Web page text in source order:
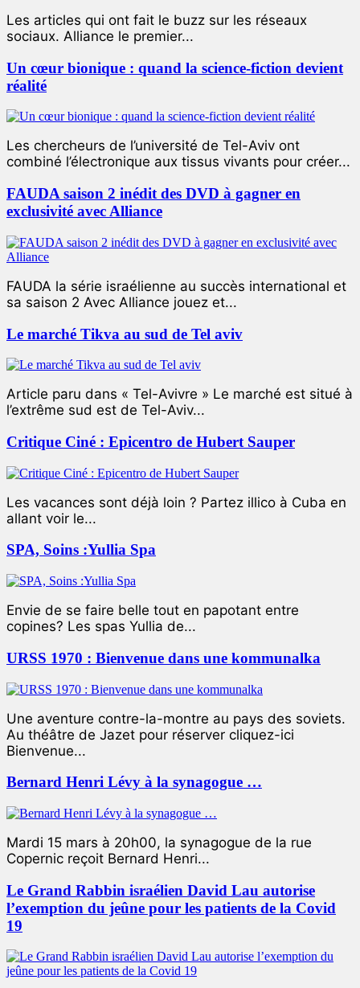
Les articles qui ont fait le buzz sur les réseaux
sociaux. Alliance le premier...
Un cœur bionique : quand la science-fiction devient
réalité
Les chercheurs de l’université de Tel-Aviv ont
combiné l’électronique aux tissus vivants pour créer...
FAUDA saison 2 inédit des DVD à gagner en
exclusivité avec Alliance
FAUDA la série israélienne au succès international et
sa saison 2 Avec Alliance jouez et...
Le marché Tikva au sud de Tel aviv
Article paru dans « Tel-Avivre » Le marché est situé à
l’extrême sud est de Tel-Aviv...
Critique Ciné : Epicentro de Hubert Sauper
Les vacances sont déjà loin ? Partez illico à Cuba en
allant voir le...
SPA, Soins :Yullia Spa
Envie de se faire belle tout en papotant entre
copines? Les spas Yullia de...
URSS 1970 : Bienvenue dans une kommunalka
Une aventure contre-la-montre au pays des soviets.
Au théâtre de Jazet pour réserver cliquez-ici
Bienvenue...
Bernard Henri Lévy à la synagogue …
Mardi 15 mars à 20h00, la synagogue de la rue
Copernic reçoit Bernard Henri...
Le Grand Rabbin israélien David Lau autorise
l’exemption du jeûne pour les patients de la Covid
19